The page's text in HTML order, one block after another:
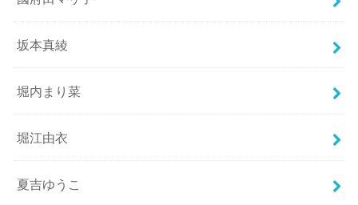
坂本真綾
堀内まり菜
堀江由衣
夏吉ゆうこ